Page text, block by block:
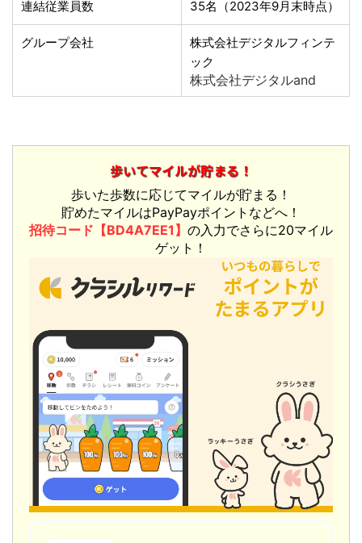
連結従業員数 35名（2023年9月末時点）
グループ会社
株式会社デジタルフィンテ
ック
株式会社デジタルand
歩いてマイルが貯まる！
歩いた歩数に応じてマイルが貯まる！
貯めたマイルはPayPayポイントなどへ！
招待コード【BD4A7EE1】 の入力でさらに20マイル
ゲット！